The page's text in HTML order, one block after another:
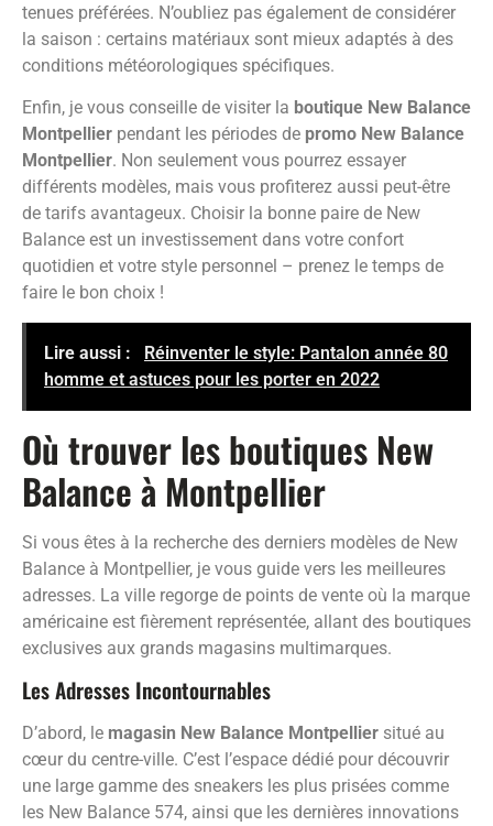
tenues préférées. N’oubliez pas également de considérer
la saison : certains matériaux sont mieux adaptés à des
conditions météorologiques spécifiques.
Enfin, je vous conseille de visiter la boutique New Balance
Montpellier pendant les périodes de promo New Balance
Montpellier. Non seulement vous pourrez essayer
différents modèles, mais vous profiterez aussi peut-être
de tarifs avantageux. Choisir la bonne paire de New
Balance est un investissement dans votre confort
quotidien et votre style personnel – prenez le temps de
faire le bon choix !
Lire aussi :
Réinventer le style: Pantalon année 80
homme et astuces pour les porter en 2022
Où trouver les boutiques New
Balance à Montpellier
Si vous êtes à la recherche des derniers modèles de New
Balance à Montpellier, je vous guide vers les meilleures
adresses. La ville regorge de points de vente où la marque
américaine est fièrement représentée, allant des boutiques
exclusives aux grands magasins multimarques.
Les Adresses Incontournables
D’abord, le magasin New Balance Montpellier situé au
cœur du centre-ville. C’est l’espace dédié pour découvrir
une large gamme des sneakers les plus prisées comme
les New Balance 574, ainsi que les dernières innovations